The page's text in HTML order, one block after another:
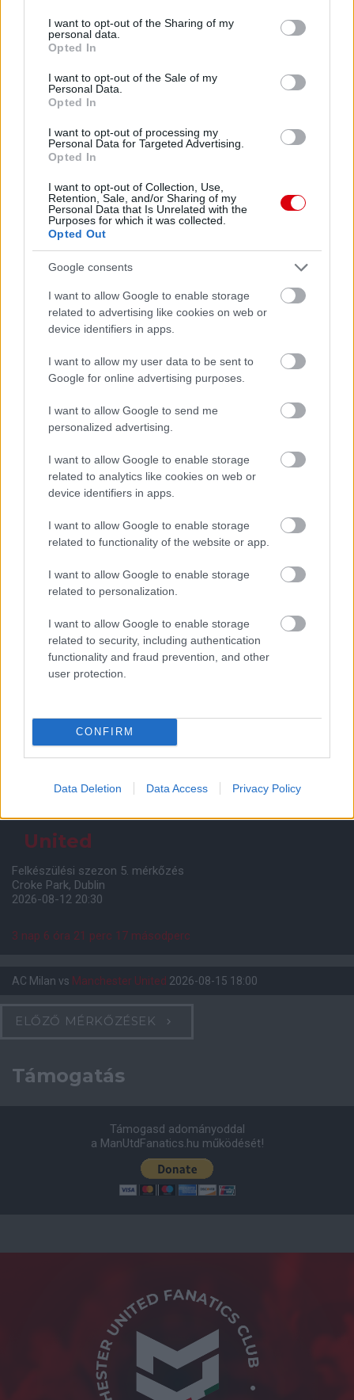
not limited to your visit or usage behaviour. You may click to
grant or deny consent to Google and its third-party tags to
use your data for below specified purposes in below Google
consent section.
I want to opt-out of the Sharing of my
personal data.
Opted In
I want to opt-out of the Sale of my
Personal Data.
Opted In
I want to opt-out of processing my
Personal Data for Targeted Advertising.
Opted In
I want to opt-out of Collection, Use,
Retention, Sale, and/or Sharing of my
Personal Data that Is Unrelated with the
Purposes for which it was collected.
Opted Out
Google consents
I want to allow Google to enable storage
related to advertising like cookies on web or
device identifiers in apps.
I want to allow my user data to be sent to
Google for online advertising purposes.
I want to allow Google to send me
personalized advertising.
I want to allow Google to enable storage
related to analytics like cookies on web or
device identifiers in apps.
I want to allow Google to enable storage
related to functionality of the website or app.
I want to allow Google to enable storage
related to personalization.
I want to allow Google to enable storage
related to security, including authentication
functionality and fraud prevention, and other
user protection.
CONFIRM
Data Deletion Data Access Privacy Policy
Meccs Center
Leeds UnitedvsManchester
United
Felkészülési szezon 5. mérkőzés
Croke Park, Dublin
2026-08-12 20:30
3 nap 6 óra 21 perc 17 másodperc
AC Milan vs Manchester United 2026-08-15 18:00
ELŐZŐ MÉRKŐZÉSEK
Támogatás
Támogasd adományoddal
a ManUtdFanatics.hu működését!